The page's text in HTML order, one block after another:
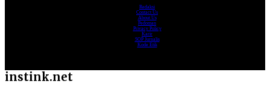
Redaksi
Contact Us
About Us
Pedoman
Privacy Policy
Karir
SOP Jurnalis
Kode Etik
instink.net